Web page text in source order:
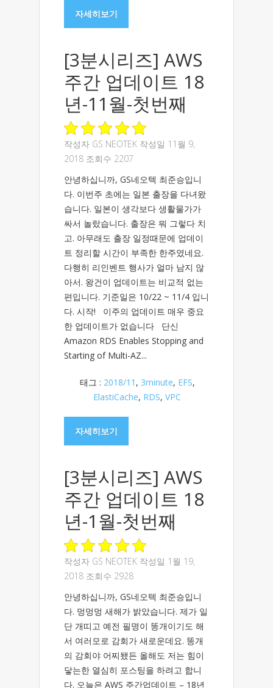
자세히보기
[3분시리즈] AWS
주간 업데이트 18
년-11월-첫번째
작성자 GS NEOTEK 작성일 11월 9,
2018 조회수 2207
안녕하십니까, GS네오텍 최준승입니
다. 이번주 초에는 일본 출장을 다녀왔
습니다. 일본이 생각보다 생활물가가
싸서 놀랐습니다. 출장은 뭐 그렇다 치
고. 아무래도 출장 일정때문에 업데이
트 정리할 시간이 부족한 한주였네요.
다행히 리인벤트 행사가 얼마 남지 않
아서. 왕건이 업데이트는 비교적 없는
편입니다. 기준일은 10/22 ~ 11/4 입니
다. 시작! 이주의 업데이트 매우 중요
한 업데이트가 없습니다 단신
Amazon RDS Enables Stopping and
Starting of Multi-AZ...
태그 : 2018/11 , 3minute, EFS,
ElastiCache, RDS, VPC
자세히보기
[3분시리즈] AWS
주간 업데이트 18
년-1월-첫번째
작성자 GS NEOTEK 작성일 1월 19,
2018 조회수 2928
안녕하십니까, GS네오텍 최준승입니
다. 멍멍멍 새해가 밝았습니다. 제가 일
단 개띠고 예전 필명이 똥개이기도 해
서 여러모로 감회가 새로운데요. 똥개
의 감회야 어찌됐든 올해도 저는 힘이
닿는한 열심히 포스팅을 하려고 합니
다. 오늘은 AWS 주간업데이트 – 18년